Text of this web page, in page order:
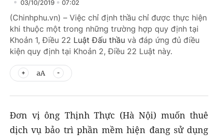
03/10/2019 07:02
(Chinhphu.vn) – Việc chỉ định thầu chỉ được thực hiện
khi thuộc một trong những trường hợp quy định tại
Khoản 1, Điều 22 Luật Đấu thầu và đáp ứng đủ điều
kiện quy định tại Khoản 2, Điều 22 Luật này.
aA
Đơn vị ông Thịnh Thực (Hà Nội) muốn thuê
dịch vụ bảo trì phần mềm hiện đang sử dụng